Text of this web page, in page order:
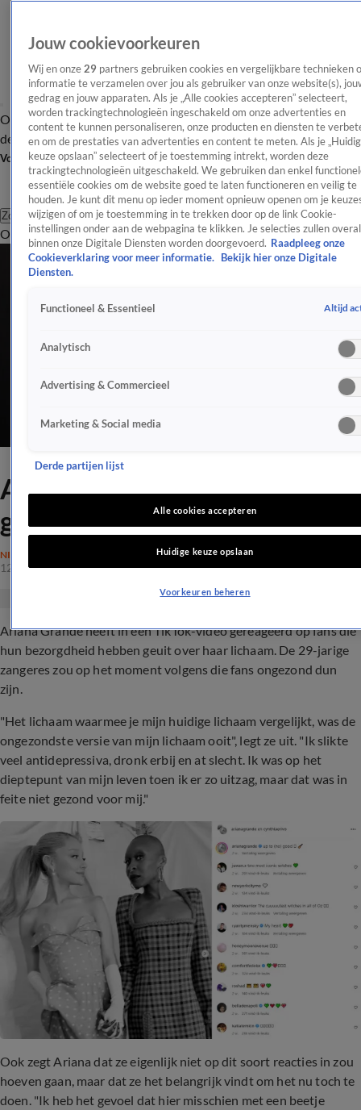
OverzichtAfleveringen Entertainment TV Algemeen
Tip
de redactieNieuwsbrief
Volg Shownieuws
Zoeken
OverzichtEntertainmentSpraakmakendRealityCrimeVideo's
Ariana Grande reageert op
grote zorgen over gewicht
NIEUWS
12 apr 2023, 19:43
Ariana Grande heeft in een TikTok-video gereageerd op fans die
hun bezorgdheid hebben geuit over haar lichaam. De 29-jarige
zangeres zou op het moment volgens die fans ongezond dun
zijn.
"Het lichaam waarmee je mijn huidige lichaam vergelijkt, was de
ongezondste versie van mijn lichaam ooit", legt ze uit. "Ik slikte
veel antidepressiva, dronk erbij en at slecht. Ik was op het
dieptepunt van mijn leven toen ik er zo uitzag, maar dat was in
feite niet gezond voor mij."
Ook zegt Ariana dat ze eigenlijk niet op dit soort reacties in zou
hoeven gaan, maar dat ze het belangrijk vindt om het nu toch te
doen. "Ik heb het gevoel dat hier misschien met een beetje
Jouw cookievoorkeuren
Wij en onze 29 partners gebruiken cookies en vergelijkbare technieken
informatie te verzamelen over jou als gebruiker van onze website(s),
gedrag en jouw apparaten. Als je „Alle cookies accepteren” selecteert,
worden trackingtechnologieën ingeschakeld om onze advertenties en
content te kunnen personaliseren, onze producten en diensten te
en om de prestaties van advertenties en content te meten. Als je
keuze opslaan” selecteert of je toestemming intrekt, worden deze
trackingtechnologieën uitgeschakeld. We gebruiken dan enkel
essentiële cookies om de website goed te laten functioneren en veilig te
houden. Je kunt dit menu op ieder moment opnieuw openen om je
wijzigen of om je toestemming in te trekken door op de link Cookie-
instellingen onder aan de webpagina te klikken. Je selecties zullen overal
binnen onze Digitale Diensten worden doorgevoerd. Raadpleeg onze
Cookieverklaring voor meer informatie.
Bekijk hier onze Digitale
Diensten.
Functioneel & Essentieel Altijd
Analytisch
Advertising & Commercieel
Marketing & Social media
Derde partijen lijst
Alle cookies accepteren
Huidige keuze opslaan
Voorkeuren beheren